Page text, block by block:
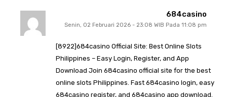
684casino
Senin, 02 Februari 2026 - 23:08 WIB Pada 11:08 pm
[8922]684casino Official Site: Best Online Slots
Philippines – Easy Login, Register, and App
Download Join 684casino official site for the best
online slots Philippines. Fast 684casino login, easy
684casino register, and 684casino app download.